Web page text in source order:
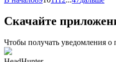
Скачайте
Чтобы получать уведомления